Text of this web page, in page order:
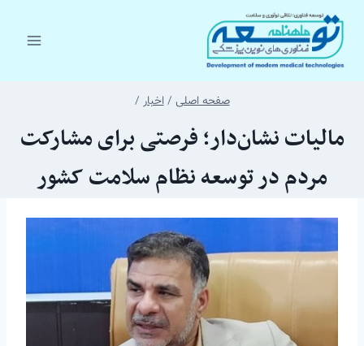
بازگشت
محتوا
صفحه اصلی / اخبار /
مالیات نشان‌دار؛ فرصتی برای مشارکت
مردم در توسعه نظام سلامت کشور